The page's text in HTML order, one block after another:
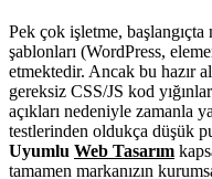
Pek çok işletme, başlangıçta
şablonları (WordPress,
etmektedir. Ancak bu hazır
gereksiz CSS/JS kod
açıkları nedeniyle zamanla
testlerinden oldukça düşük
Uyumlu Web Tasarım
tamamen markanızın